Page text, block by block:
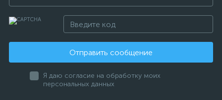
Отправить сообщение
Я даю согласие на обработку моих
персональных данных